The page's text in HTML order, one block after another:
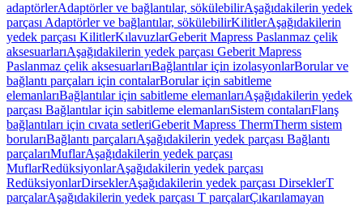
adaptörlerAdaptörler ve bağlantılar, sökülebilirAşağıdakilerin yedek
parçası Adaptörler ve bağlantılar, sökülebilirKilitlerAşağıdakilerin
yedek parçası KilitlerKılavuzlarGeberit Mapress Paslanmaz çelik
aksesuarlarıAşağıdakilerin yedek parçası Geberit Mapress
Paslanmaz çelik aksesuarlarıBağlantılar için izolasyonlarBorular ve
bağlantı parçaları için contalarBorular için sabitleme
elemanlarıBağlantılar için sabitleme elemanlarıAşağıdakilerin yedek
parçası Bağlantılar için sabitleme elemanlarıSistem contalarıFlanş
bağlantıları için cıvata setleriGeberit Mapress ThermTherm sistem
borularıBağlantı parçalarıAşağıdakilerin yedek parçası Bağlantı
parçalarıMuflarAşağıdakilerin yedek parçası
MuflarRedüksiyonlarAşağıdakilerin yedek parçası
RedüksiyonlarDirseklerAşağıdakilerin yedek parçası DirseklerT
parçalarAşağıdakilerin yedek parçası T parçalarÇıkarılamayan